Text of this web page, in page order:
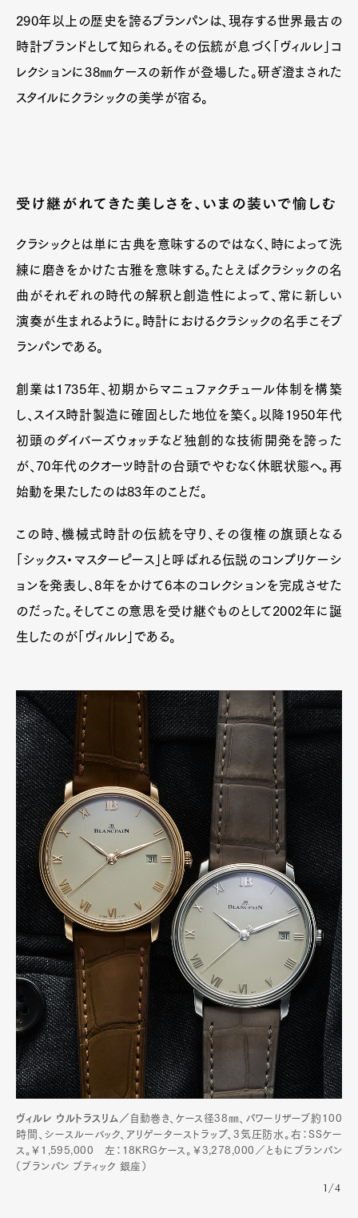
Official Columnist
About
Contact
290年以上の歴史を誇るブランパンは、現存する世界最古の
時計ブランドとして知られる。その伝統が息づく「ヴィルレ」コ
レクションに38㎜ケースの新作が登場した。研ぎ澄まされた
スタイルにクラシックの美学が宿る。
受け継がれてきた美しさを、いまの装いで愉しむ
クラシックとは単に古典を意味するのではなく、時によって洗
練に磨きをかけた古雅を意味する。たとえばクラシックの名
曲がそれぞれの時代の解釈と創造性によって、常に新しい
演奏が生まれるように。時計におけるクラシックの名手こそブ
ランパンである。
創業は1735年、初期からマニュファクチュール体制を構築
し、スイス時計製造に確固とした地位を築く。以降1950年代
初頭のダイバーズウォッチなど独創的な技術開発を誇った
が、70年代のクオーツ時計の台頭でやむなく休眠状態へ。再
始動を果たしたのは83年のことだ。
この時、機械式時計の伝統を守り、その復権の旗頭となる
「シックス・マスターピース」と呼ばれる伝説のコンプリケーシ
ョンを発表し、8年をかけて6本のコレクションを完成させた
のだった。そしてこの意思を受け継ぐものとして2002年に誕
生したのが「ヴィルレ」である。
ヴィルレ ウルトラスリム／ 自動巻き、ケース径38㎜、パワーリザーブ約100
時間、シースルーバック、アリゲーターストラップ、3気圧防水。右：SSケー
ス。￥1,595,000 左：18KRGケース。￥3,278,000／ともにブランパン
（ブランパン ブティック 銀座）
1/4